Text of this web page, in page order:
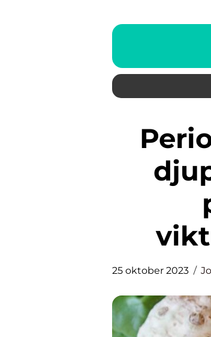
Periodisk fasta resultat: En
25 oktober 2023